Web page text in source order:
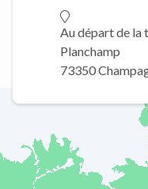
Au départ de la
Planchamp
73350